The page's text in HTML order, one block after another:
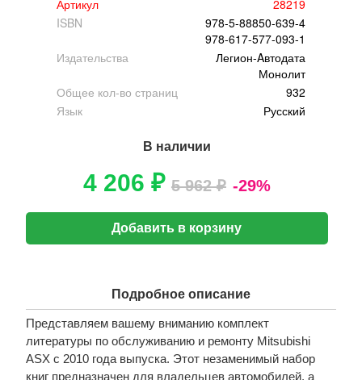
Артикул
28219
ISBN
978-5-88850-639-4
978-617-577-093-1
Издательства
Легион-Aвтодата
Монолит
Общее кол-во страниц
932
Язык
Русский
В наличии
4 206 ₽ 5 962 ₽ -29%
Добавить в корзину
Подробное описание
Представляем вашему вниманию комплект
литературы по обслуживанию и ремонту Mitsubishi
ASX с 2010 года выпуска. Этот незаменимый набор
книг предназначен для владельцев автомобилей, а